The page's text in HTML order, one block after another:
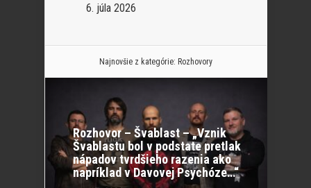
6. júla 2026
Najnovšie z kategórie: Rozhovory
Rozhovor – Švablast – „Vznik
Švablastu bol v podstate pretlak
nápadov tvrdšieho razenia ako
napríklad v Davovej Psychóze…“